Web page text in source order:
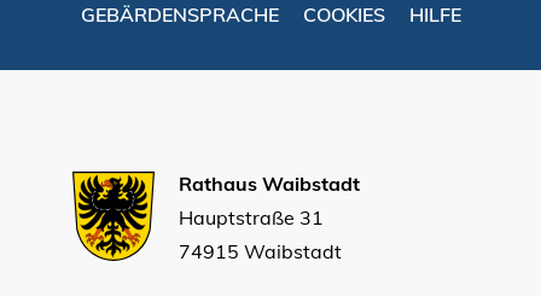
GEBÄRDENSPRACHE
COOKIES HILFE
Rathaus Waibstadt
Hauptstraße 31
74915 Waibstadt